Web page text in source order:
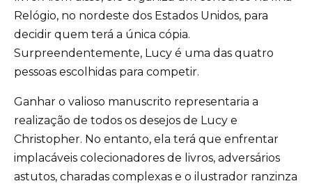
Relógio, no nordeste dos Estados Unidos, para
decidir quem terá a única cópia.
Surpreendentemente, Lucy é uma das quatro
pessoas escolhidas para competir.
Ganhar o valioso manuscrito representaria a
realização de todos os desejos de Lucy e
Christopher. No entanto, ela terá que enfrentar
implacáveis colecionadores de livros, adversários
astutos, charadas complexas e o ilustrador ranzinza